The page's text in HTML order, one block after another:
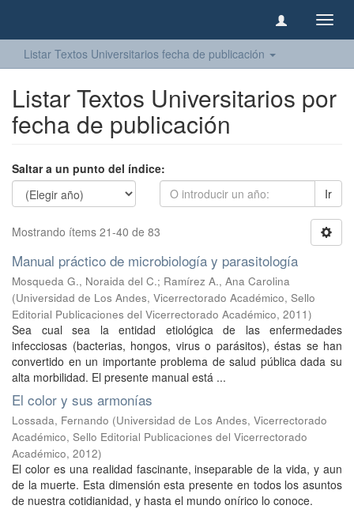
Listar Textos Universitarios fecha de publicación
Listar Textos Universitarios por
fecha de publicación
Saltar a un punto del índice:
Ir
Mostrando ítems 21-40 de 83
Manual práctico de microbiología y parasitología
Mosqueda G., Noraida del C.; Ramírez A., Ana Carolina
(Universidad de Los Andes, Vicerrectorado Académico, Sello
Editorial Publicaciones del Vicerrectorado Académico, 2011)
Sea cual sea la entidad etiológica de las enfermedades
infecciosas (bacterias, hongos, virus o parásitos), éstas se han
convertido en un importante problema de salud pública dada su
alta morbilidad. El presente manual está ...
El color y sus armonías
Lossada, Fernando (Universidad de Los Andes, Vicerrectorado
Académico, Sello Editorial Publicaciones del Vicerrectorado
Académico, 2012)
El color es una realidad fascinante, inseparable de la vida, y aun
de la muerte. Esta dimensión esta presente en todos los asuntos
de nuestra cotidianidad, y hasta el mundo onírico lo conoce.